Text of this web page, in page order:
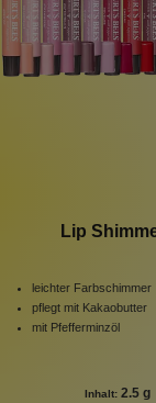
Lip
leichter Farbschimmer
pflegt mit Kakaobutter
mit Pfefferminzöl
Inhalt: 2.5 g